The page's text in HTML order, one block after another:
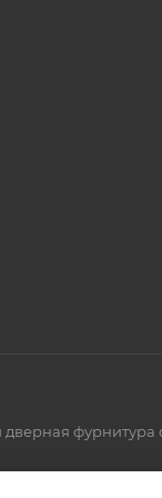
дверная